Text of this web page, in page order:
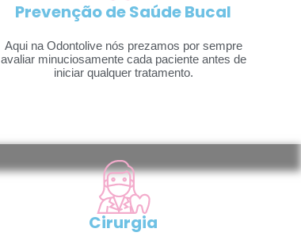
Prevenção de Saúde Bucal
Aqui na Odontolive nós prezamos por sempre
avaliar minuciosamente cada paciente antes de
iniciar qualquer tratamento.
Cirurgia